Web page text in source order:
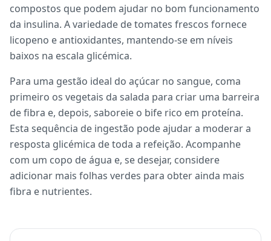
compostos que podem ajudar no bom funcionamento
da insulina. A variedade de tomates frescos fornece
licopeno e antioxidantes, mantendo-se em níveis
baixos na escala glicémica.
Para uma gestão ideal do açúcar no sangue, coma
primeiro os vegetais da salada para criar uma barreira
de fibra e, depois, saboreie o bife rico em proteína.
Esta sequência de ingestão pode ajudar a moderar a
resposta glicémica de toda a refeição. Acompanhe
com um copo de água e, se desejar, considere
adicionar mais folhas verdes para obter ainda mais
fibra e nutrientes.